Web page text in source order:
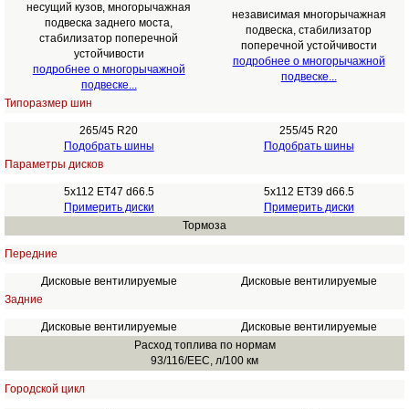
несущий кузов, многорычажная
подвеска заднего моста,
стабилизатор поперечной
устойчивости
подробнее о многорычажной
подвеске...
независимая многорычажная
подвеска, стабилизатор
поперечной устойчивости
подробнее о многорычажной
подвеске...
Типоразмер шин
265/45 R20
Подобрать шины
255/45 R20
Подобрать шины
Параметры дисков
5x112 ET47 d66.5
Примерить диски
5x112 ET39 d66.5
Примерить диски
Тормоза
Передние
Дисковые вентилируемые
Дисковые вентилируемые
Задние
Дисковые вентилируемые
Дисковые вентилируемые
Расход топлива по нормам
93/116/EEC, л/100 км
Городской цикл